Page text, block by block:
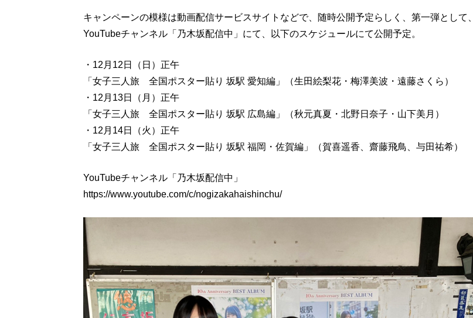
キャンペーンの模様は動画配信サービスサイトなどで、随時公開予定らしく、第一弾として、
YouTubeチャンネル「乃木坂配信中」にて、以下のスケジュールにて公開予定。
・12月12日（日）正午
「女子三人旅 全国ポスター貼り 坂駅 愛知編」（生田絵梨花・梅澤美波・遠藤さくら）
・12月13日（月）正午
「女子三人旅 全国ポスター貼り 坂駅 広島編」（秋元真夏・北野日奈子・山下美月）
・12月14日（火）正午
「女子三人旅 全国ポスター貼り 坂駅 福岡・佐賀編」（賀喜遥香、齋藤飛鳥、与田祐希）
YouTubeチャンネル「乃木坂配信中」
https://www.youtube.com/c/nogizakahaishinchu/